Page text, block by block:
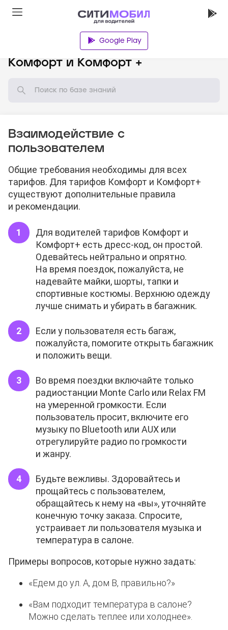
Google Play
Комфорт и Комфорт +
Взаимодействие с
пользователем
Общие требования необходимы для всех
тарифов. Для тарифов Комфорт и Комфорт+
существуют дополнительные правила
и рекомендации.
Для водителей тарифов Комфорт и
Комфорт+ есть дресс-код, он простой.
Одевайтесь нейтрально и опрятно.
На время поездок, пожалуйста, не
надевайте майки, шорты, тапки и
спортивные костюмы. Верхнюю одежду
лучше снимать и убирать в багажник.
Если у пользователя есть багаж,
пожалуйста, помогите открыть багажник
и положить вещи.
Во время поездки включайте только
радиостанции Monte Carlo или Relax FM
на умеренной громкости. Если
пользователь просит, включите его
музыку по Bluetooth или AUX или
отрегулируйте радио по громкости
и жанру.
Будьте вежливы. Здоровайтесь и
прощайтесь с пользователем,
обращайтесь к нему на «вы», уточняйте
конечную точку заказа. Спросите,
устраивает ли пользователя музыка и
температура в салоне.
Примеры вопросов, которые нужно задать:
«Едем до ул. А, дом В, правильно?»
«Вам подходит температура в салоне?
Можно сделать теплее или холоднее».